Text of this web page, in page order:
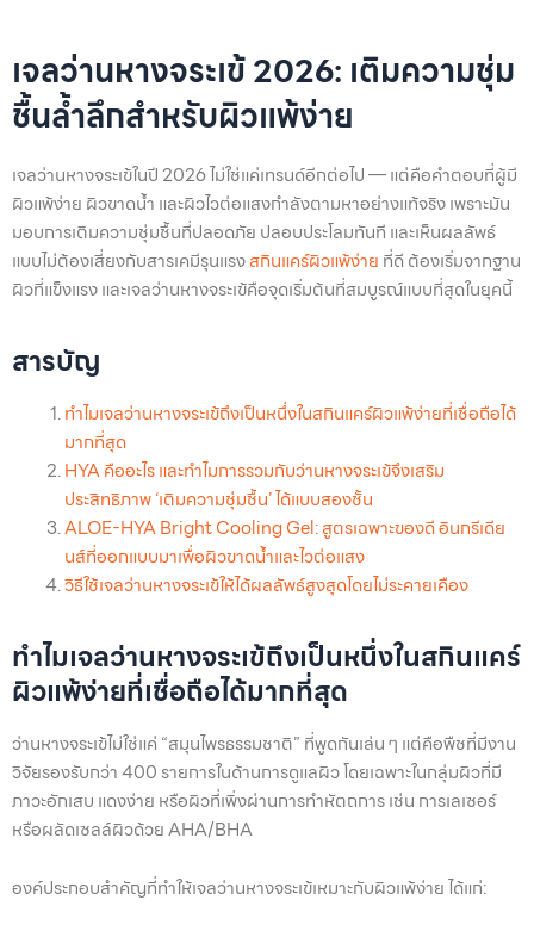
เจลว่านหางจระเข้ 2026: เติมความชุ่ม
ชื้นล้ำลึกสำหรับผิวแพ้ง่าย
เจลว่านหางจระเข้ในปี 2026 ไม่ใช่แค่เทรนด์อีกต่อไป — แต่คือคำตอบที่ผู้มี
ผิวแพ้ง่าย ผิวขาดน้ำ และผิวไวต่อแสงกำลังตามหาอย่างแท้จริง เพราะมัน
มอบการเติมความชุ่มชื้นที่ปลอดภัย ปลอบประโลมทันที และเห็นผลลัพธ์
แบบไม่ต้องเสี่ยงกับสารเคมีรุนแรงสกินแคร์ผิวแพ้ง่าย ที่ดี ต้องเริ่มจากฐาน
ผิวที่แข็งแรง และเจลว่านหางจระเข้คือจุดเริ่มต้นที่สมบูรณ์แบบที่สุดในยุคนี้
สารบัญ
ทำไมเจลว่านหางจระเข้ถึงเป็นหนึ่งในสกินแคร์ผิวแพ้ง่ายที่เชื่อถือได้
มากที่สุด
HYA คืออะไร และทำไมการรวมกับว่านหางจระเข้จึงเสริม
ประสิทธิภาพ ‘เติมความชุ่มชื้น’ ได้แบบสองชั้น
ALOE-HYA Bright Cooling Gel: สูตรเฉพาะของดี อินกรีเดีย
นส์ที่ออกแบบมาเพื่อผิวขาดน้ำและไวต่อแสง
วิธีใช้เจลว่านหางจระเข้ให้ได้ผลลัพธ์สูงสุดโดยไม่ระคายเคือง
ทำไมเจลว่านหางจระเข้ถึงเป็นหนึ่งในสกินแคร์
ผิวแพ้ง่ายที่เชื่อถือได้มากที่สุด
ว่านหางจระเข้ไม่ใช่แค่ “สมุนไพรธรรมชาติ” ที่พูดกันเล่น ๆ แต่คือพืชที่มีงาน
วิจัยรองรับกว่า 400 รายการในด้านการดูแลผิว โดยเฉพาะในกลุ่มผิวที่มี
ภาวะอักเสบ แดงง่าย หรือผิวที่เพิ่งผ่านการทำหัตถการ เช่น การเลเซอร์
หรือผลัดเซลล์ผิวด้วย AHA/BHA
องค์ประกอบสำคัญที่ทำให้เจลว่านหางจระเข้เหมาะกับผิวแพ้ง่าย ได้แก่: